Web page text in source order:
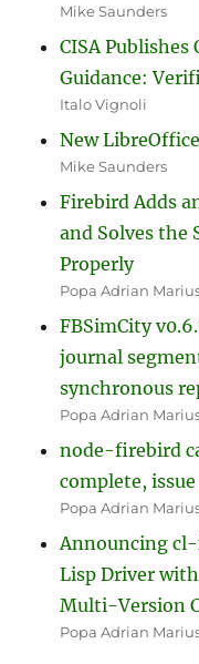
Mike Saunders
CISA Publishes
Guidance:
Italo Vignoli
New
Mike Saunders
Firebird Adds
and Solves the
Properly
Popa Adrian
FBSimCity
journal
synchronous
Popa Adrian
node-firebird
complete,
Popa Adrian
Announcing cl-
Lisp Driver
Multi-Version
Popa Adrian